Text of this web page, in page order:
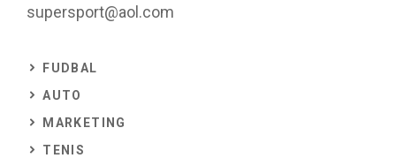
supersport@aol.com
FUDBAL
AUTO
MARKETING
TENIS